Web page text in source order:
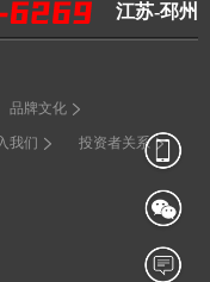
江苏-邳州
品牌文化
我们 投资者关系